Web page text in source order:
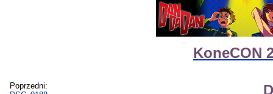
KoneCON
Poprzedni: